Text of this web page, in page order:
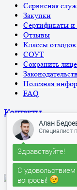
Сервисная
Закупки
Сертификаты и
Отзывы
Классы
СОУТ
Сохранить
Полезная
FAQ
Контакты
Политика
Согласие на
Согласие на
Алан
Специалист
Здравствуйте!
С
вопросы!
Алан Бедоев